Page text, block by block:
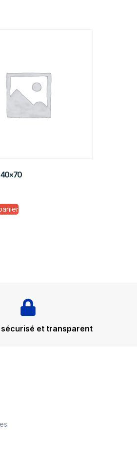
40×70
sécurisé et transparent